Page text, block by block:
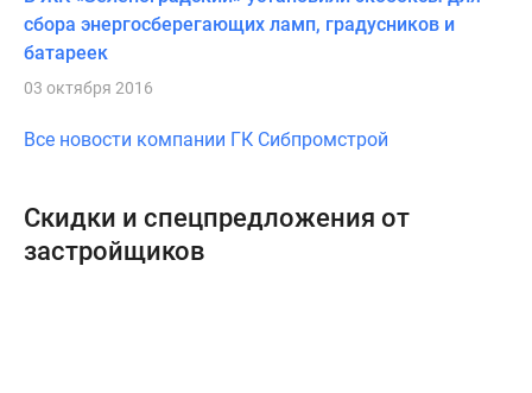
сбора энергосберегающих ламп, градусников и
батареек
03 октября 2016
Все новости компании ГК Сибпромстрой
Скидки и спецпредложения от
застройщиков